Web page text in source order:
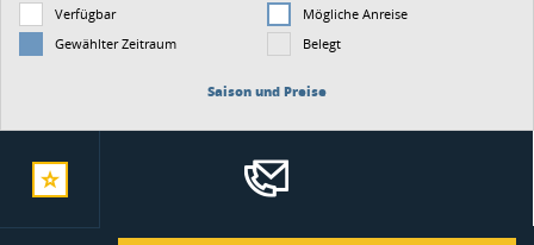
Verfügbar
Mögliche Anreise
Gewählter Zeitraum
Belegt
Saison und Preise